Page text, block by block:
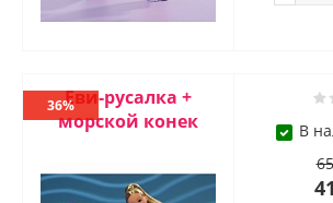
Еви-русалка +
морской конек
36%
В